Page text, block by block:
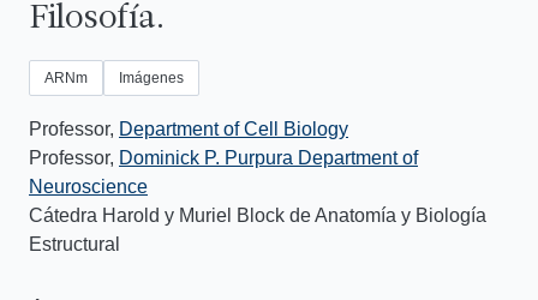
Filosofía.
ARNm Imágenes
Professor, Department of Cell Biology
Professor, Dominick P. Purpura Department of
Neuroscience
Cátedra Harold y Muriel Block de Anatomía y Biología
Estructural